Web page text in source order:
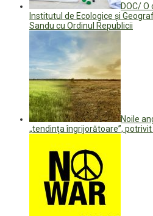
DOC/
Institutul de Ecologice și
Sandu cu Ordinul Republicii
Noile
„tendinţa îngrijorătoare”, potrivit